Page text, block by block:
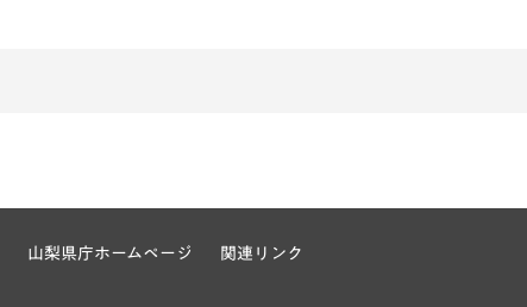
山梨県庁ホームページ 関連リンク